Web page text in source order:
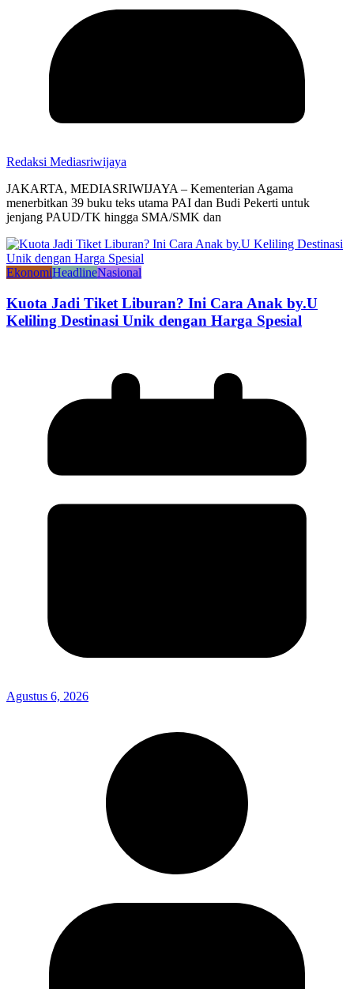
Redaksi Mediasriwijaya
JAKARTA, MEDIASRIWIJAYA – Kementerian Agama
menerbitkan 39 buku teks utama PAI dan Budi Pekerti untuk
jenjang PAUD/TK hingga SMA/SMK dan
EkonomiHeadlineNasional
Kuota Jadi Tiket Liburan? Ini Cara Anak by.U
Keliling Destinasi Unik dengan Harga Spesial
Agustus 6, 2026